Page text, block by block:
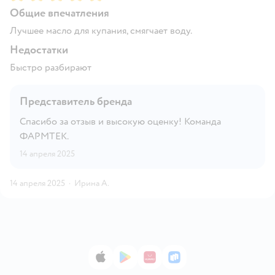
Общие впечатления
Лучшее масло для купания, смягчает воду.
Недостатки
Быстро разбирают
Представитель бренда
Спасибо за отзыв и высокую оценку! Команда
ФАРМТЕК.
14 апреля 2025
14 апреля 2025 · Ирина А.
App StoreGoogle Play
AppGallery
RuStore